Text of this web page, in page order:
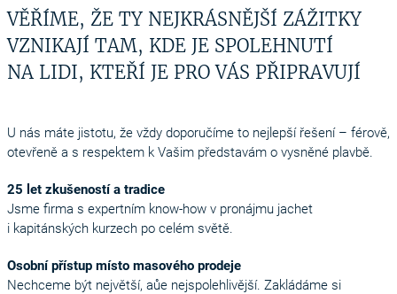
VĚŘÍME, ŽE TY NEJKRÁSNĚJŠÍ ZÁŽITKY
VZNIKAJÍ TAM, KDE JE SPOLEHNUTÍ
NA LIDI, KTEŘÍ JE PRO VÁS PŘIPRAVUJÍ
U nás máte jistotu, že vždy doporučíme to nejlepší řešení – férově,
otevřeně a s respektem k Vašim představám o vysněné plavbě.
25 let zkušeností a tradice
Jsme firma s expertním know-how v pronájmu jachet
i kapitánských kurzech po celém světě.
Osobní přístup místo masového prodeje
Nechceme být největší, aůe nejspolehlivější. Zakládáme si